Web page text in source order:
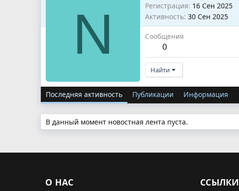
N Регистрация 16 Сен 2025
Активность 30 Сен 2025
Сообщения
0
Найти
Последняя активность Публикации Информация
В данный момент новостная лента пуста.
О НАС ССЫЛКИ